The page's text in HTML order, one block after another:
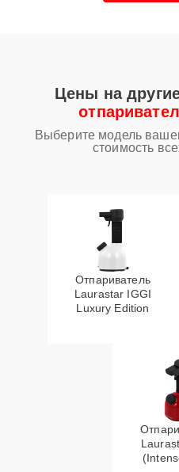
Цены на
Выберите модель
стоимость
Отпариватель
Laurastar IGGI
Luxury Edition